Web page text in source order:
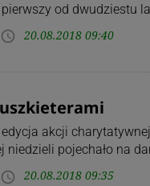
od dwudziestu
access_time 20.08.2018 09:40
akcji
niedzieli pojechało na
access_time 20.08.2018 09:35